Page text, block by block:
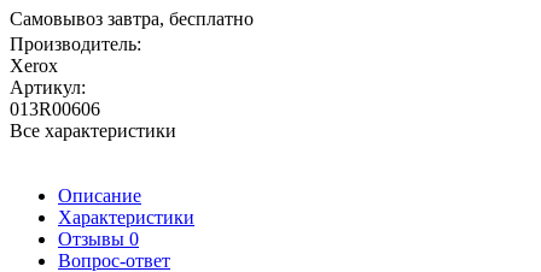
Самовывоз завтра, бесплатно
Производитель:
Xerox
Артикул:
013R00606
Все характеристики
Описание
Характеристики
Отзывы 0
Вопрос-ответ